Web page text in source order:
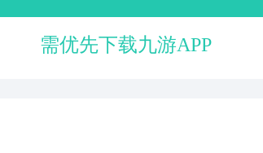
需优先下载九游APP